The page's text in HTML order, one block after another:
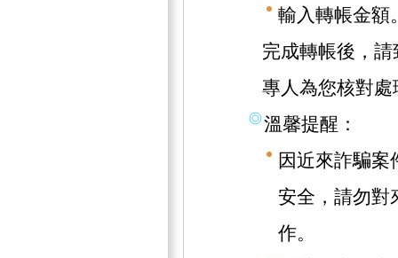
輸入轉帳金額
完成轉帳後，
專人為您核對
溫馨提醒：
因近來詐騙案
安全，請勿對
作。